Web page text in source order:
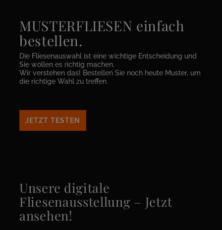
MUSTERFLIESEN einfach
bestellen.
Die Fliesenauswahl ist eine wichtige Entscheidung und
Sie wollen es richtig machen.
Wir verstehen das! Bestellen Sie noch heute Muster, um
die richtige Wahl zu treffen.
JETZT TESTEN
Unsere digitale
Fliesenausstellung – Jetzt
ansehen!